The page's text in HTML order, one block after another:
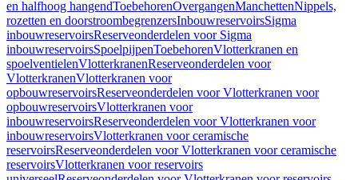
en halfhoog hangendToebehorenOvergangenManchettenNippels,
rozetten en doorstroombegrenzersInbouwreservoirsSigma
inbouwreservoirsReserveonderdelen voor Sigma
inbouwreservoirsSpoelpijpenToebehorenVlotterkranen en
spoelventielenVlotterkranenReserveonderdelen voor
VlotterkranenVlotterkranen voor
opbouwreservoirsReserveonderdelen voor Vlotterkranen voor
opbouwreservoirsVlotterkranen voor
inbouwreservoirsReserveonderdelen voor Vlotterkranen voor
inbouwreservoirsVlotterkranen voor ceramische
reservoirsReserveonderdelen voor Vlotterkranen voor ceramische
reservoirsVlotterkranen voor reservoirs